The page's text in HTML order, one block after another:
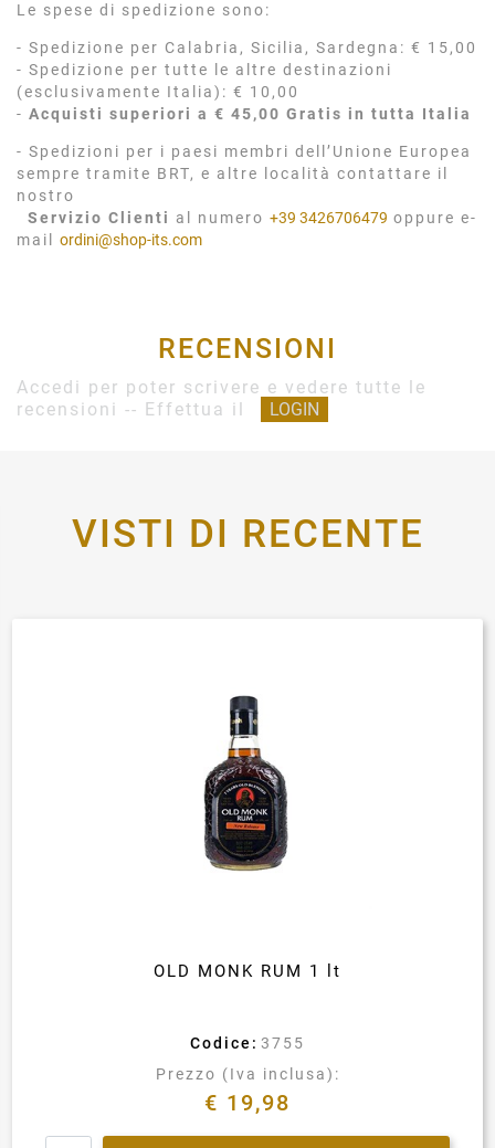
Le spese di spedizione sono:
- Spedizione per Calabria, Sicilia, Sardegna: € 15,00
- Spedizione per tutte le altre destinazioni
(esclusivamente Italia): € 10,00
- Acquisti superiori a € 45,00 Gratis in tutta Italia
- Spedizioni per i paesi membri dell’Unione Europea
sempre tramite BRT, e altre località contattare il
nostro
Servizio Clienti al numero +39 3426706479 oppure e-
mail ordini@shop-its.com
RECENSIONI
Accedi per poter scrivere e vedere tutte le
recensioni -- Effettua il
LOGIN
VISTI DI RECENTE
OLD MONK RUM 1 lt
Codice: 3755
Prezzo (Iva inclusa):
€ 19,98